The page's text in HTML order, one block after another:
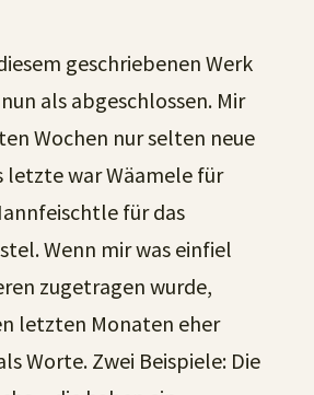
geschriebenen Werk
als abgeschlossen. Mir
Wochen nur selten neue
letzte war Wäamele für
für das
Wenn mir was einfiel
zugetragen wurde,
letzten Monaten eher
Worte. Zwei Beispiele: Die